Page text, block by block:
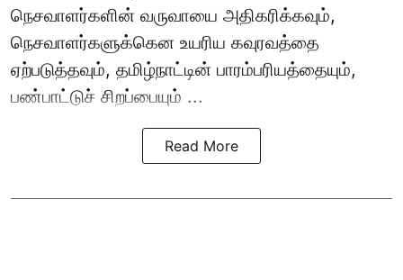
நெசவாளர்களின் வருவாயை அதிகரிக்கவும்,
நெசவாளர்களுக்கென உயரிய கவுரவத்தை
ஏற்படுத்தவும், தமிழ்நாட்டின் பாரம்பரியத்தையும்,
பண்பாட்டுச் சிறப்பையும் ...
Read More